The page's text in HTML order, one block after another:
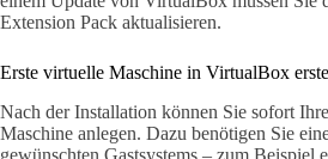
Extension Pack aktualisieren.
Erste virtuelle Maschine in VirtualBox
Nach der Installation können Sie sofort
Maschine anlegen. Dazu benötigen Sie
gewünschten Gastsystems – zum